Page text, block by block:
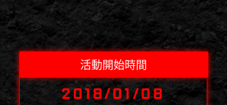
活動開始時間
2018/01/08